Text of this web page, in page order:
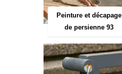
Peinture et décapage
de persienne 93